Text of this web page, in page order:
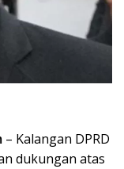
– Kalangan DPRD
dukungan atas